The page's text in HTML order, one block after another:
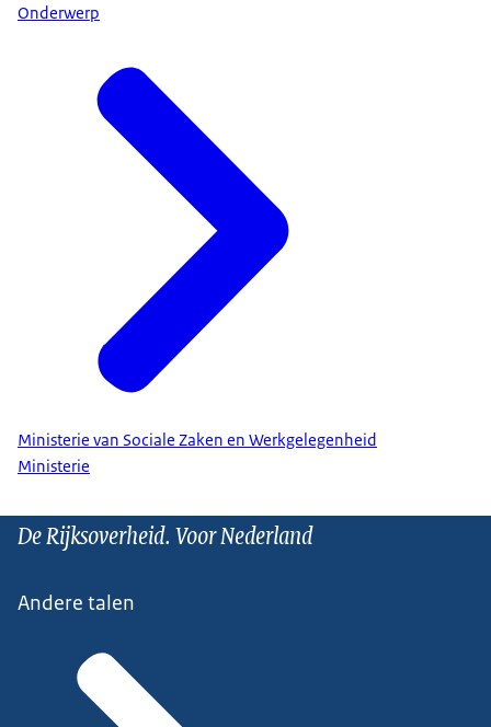
Onderwerp
Ministerie van Sociale Zaken en Werkgelegenheid
Ministerie
De Rijksoverheid. Voor Nederland
Andere talen